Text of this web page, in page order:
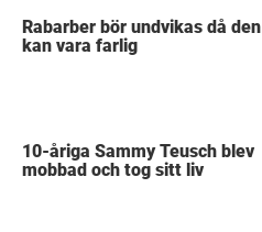
Rabarber bör undvikas då den
kan vara farlig
10-åriga Sammy Teusch blev
mobbad och tog sitt liv